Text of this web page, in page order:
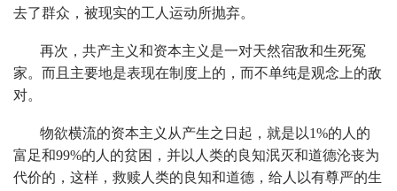
去了群众，被现实的工人运动所抛弃。
再次，共产主义和资本主义是一对天然宿敌和生死冤
家。而且主要地是表现在制度上的，而不单纯是观念上的敌
对。
物欲横流的资本主义从产生之日起，就是以1%的人的
富足和99%的人的贫困，并以人类的良知泯灭和道德沦丧为
代价的，这样，救赎人类的良知和道德，给人以有尊严的生